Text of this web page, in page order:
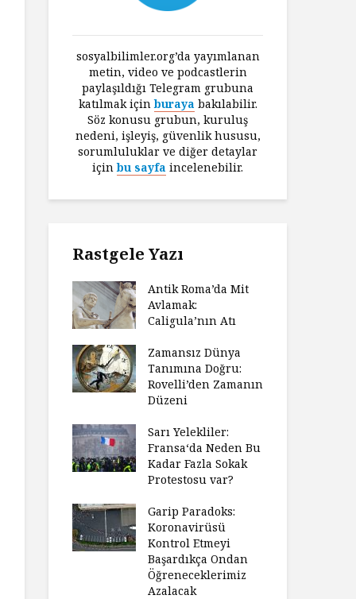
sosyalbilimler.org’da yayımlanan
metin, video ve podcastlerin
paylaşıldığı Telegram grubuna
katılmak içinburaya bakılabilir.
Söz konusu grubun, kuruluş
nedeni, işleyiş, güvenlik hususu,
sorumluluklar ve diğer detaylar
içinbu sayfa incelenebilir.
Rastgele Yazı
Antik Roma’da Mit
Avlamak:
Caligula’nın Atı
Zamansız Dünya
Tanımına Doğru:
Rovelli’den Zamanın
Düzeni
Sarı Yelekliler:
Fransa‘da Neden Bu
Kadar Fazla Sokak
Protestosu var?
Garip Paradoks:
Koronavirüsü
Kontrol Etmeyi
Başardıkça Ondan
Öğreneceklerimiz
Azalacak